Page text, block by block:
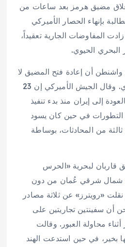
مضيق هرمز بعد ساعات من
بإنهاء الحصار الأميركي
المفاوضات الجارية تعقيداً،
البحري الحيوي.
واشنطن أن إعادة فتح المضيق لا
تعني رفع الحصار البحري. وقال الجيش الأميركي إن 23
إلى إيران منذ بدء تنفيذ
في حين كان يسود
من المحادثات، بوساطة
قاربان لبحرية «الحرس
شمال شرقي عُمان من دون
«رويترز» عن ثلاثة مصادر
أن سفينتين تجاريتين على
محاولة العبور. وقالت
بخير، في حين استدعت الهند